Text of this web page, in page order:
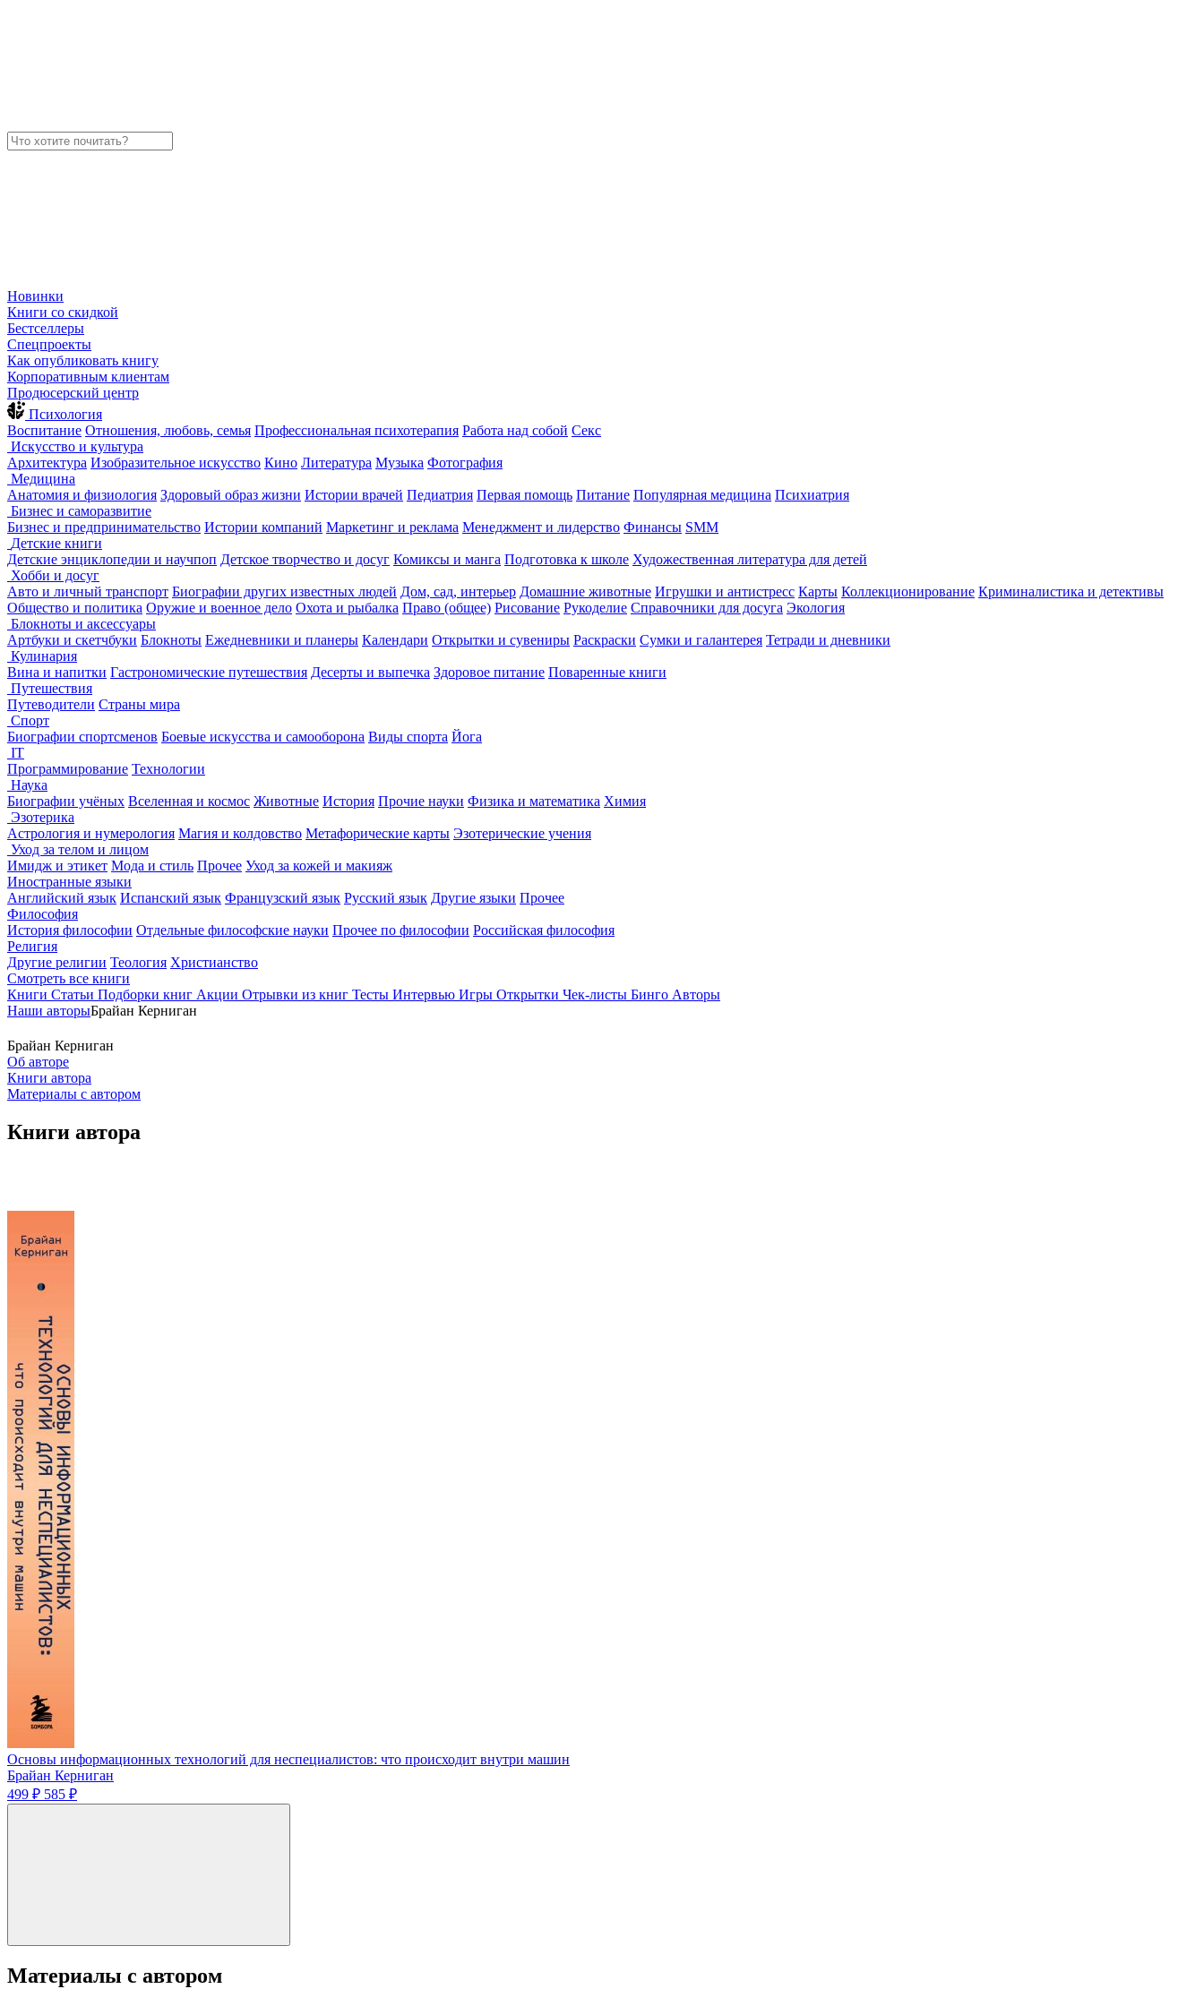
Новинки
Книги со скидкой
Бестселлеры
Спецпроекты
Как опубликовать книгу
Корпоративным клиентам
Продюсерский центр
Психология
Воспитание Отношения, любовь, семья Профессиональная психотерапия Работа над собой Секс
Искусство и культура
Архитектура Изобразительное искусство Кино Литература Музыка Фотография
Медицина
Анатомия и физиология Здоровый образ жизни Истории врачей Педиатрия Первая помощь Питание Популярная медицина Психиатрия
Бизнес и саморазвитие
Бизнес и предпринимательство Истории компаний Маркетинг и реклама Менеджмент и лидерство Финансы SMM
Детские книги
Детские энциклопедии и научпоп Детское творчество и досуг Комиксы и манга Подготовка к школе Художественная литература для детей
Хобби и досуг
Авто и личный транспорт Биографии других известных людей Дом, сад, интерьер Домашние животные Игрушки и антистресс Карты Коллекционирование Криминалистика и детективы
Общество и политика Оружие и военное дело Охота и рыбалка Право (общее) Рисование Рукоделие Справочники для досуга Экология
Блокноты и аксессуары
Артбуки и скетчбуки Блокноты Ежедневники и планеры Календари Открытки и сувениры Раскраски Сумки и галантерея Тетради и дневники
Кулинария
Вина и напитки Гастрономические путешествия Десерты и выпечка Здоровое питание Поваренные книги
Путешествия
Путеводители Страны мира
Спорт
Биографии спортсменов Боевые искусства и самооборона Виды спорта Йога
IT
Программирование Технологии
Наука
Биографии учёных Вселенная и космос Животные История Прочие науки Физика и математика Химия
Эзотерика
Астрология и нумерология Магия и колдовство Метафорические карты Эзотерические учения
Уход за телом и лицом
Имидж и этикет Мода и стиль Прочее Уход за кожей и макияж
Иностранные языки
Английский язык Испанский язык Французский язык Русский язык Другие языки Прочее
Философия
История философии Отдельные философские науки Прочее по философии Российская философия
Религия
Другие религии Теология Христианство
Смотреть все книги
Книги Статьи Подборки книг Акции Отрывки из книг Тесты Интервью Игры Открытки Чек-листы Бинго Авторы
Наши авторыБрайан Керниган
Брайан Керниган
Об авторе
Книги автора
Материалы с автором
Книги автора
Основы информационных технологий для неспециалистов: что происходит внутри машин
Брайан Керниган
499 ₽ 585 ₽
Материалы с автором